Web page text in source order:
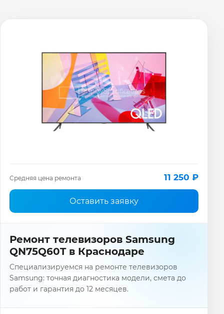
Средняя цена ремонта 11 250 ₽
Оставить заявку
Ремонт телевизоров Samsung
QN75Q60T в Краснодаре
Специализируемся на ремонте телевизоров
Samsung: точная диагностика модели, смета до
работ и гарантия до 12 месяцев.